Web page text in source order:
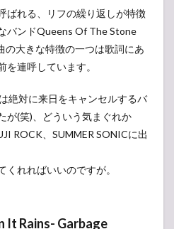
ばれる、リフの繰り返しが特徴
バンドQueens Of The Stone
の大きな特徴の一つは歌詞にあ
を連呼しています。
絶対に来日をキャンセルするバ
が(笑)、どういう気まぐれか
ROCK、SUMMER SONICに出
くれればいいのですが。
It Rains- Garbage